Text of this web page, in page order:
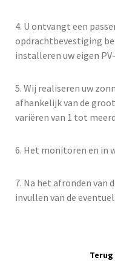
4. U ontvangt een
opdrachtbevestiging
installeren uw eigen
5. Wij realiseren uw
afhankelijk van de
variëren van 1 tot
6. Het monitoren en in
7. Na het afronden van
invullen van de